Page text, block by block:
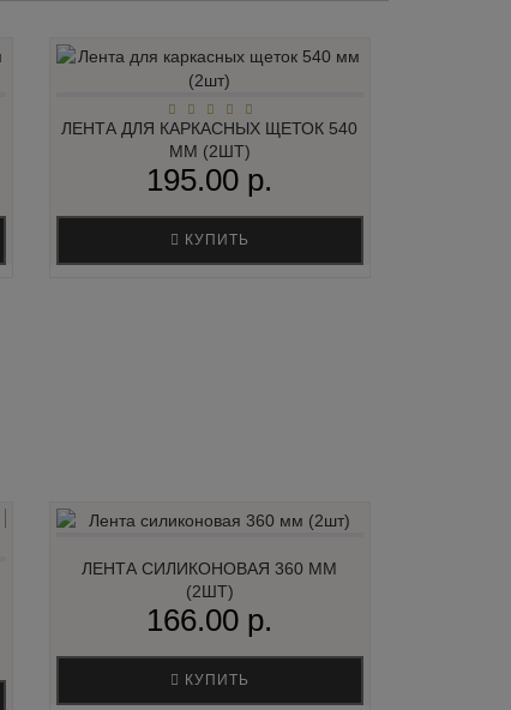
ЛЕНТА ДЛЯ КАРКАСНЫХ ЩЕТОК 540
ММ (2ШТ)
195.00 р.
КУПИТЬ
ЛЕНТА СИЛИКОНОВАЯ 360 ММ
(2ШТ)
166.00 р.
КУПИТЬ